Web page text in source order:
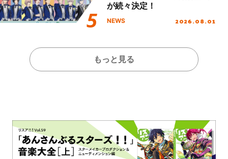
が続々決定！
NEWS 2026.08.01
もっと見る